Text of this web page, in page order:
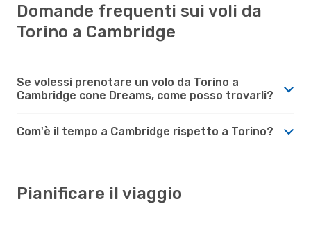
Domande frequenti sui voli da
Torino a Cambridge
Se volessi prenotare un volo da Torino a
Cambridge cone Dreams, come posso trovarli?
Com'è il tempo a Cambridge rispetto a Torino?
Pianificare il viaggio